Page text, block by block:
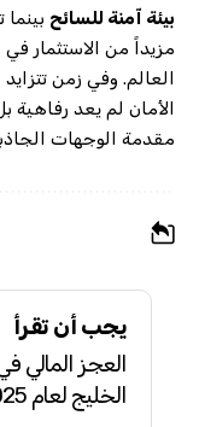
بيئة آمنة للسائح
مزيداً من الاستثمار
العالم. وفي زمن
الأمان لم يعد رفاهية
مقدمة الوجهات
يجب أن تقرأ
العجز المالي
الخليج لعام 2025